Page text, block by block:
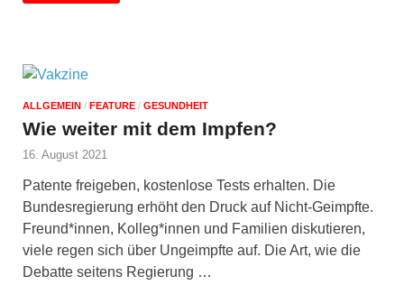
ALLGEMEIN / FEATURE / GESUNDHEIT
Wie weiter mit dem Impfen?
16. August 2021
Patente freigeben, kostenlose Tests erhalten. Die
Bundesregierung erhöht den Druck auf Nicht-Geimpfte.
Freund*innen, Kolleg*innen und Familien diskutieren,
viele regen sich über Ungeimpfte auf. Die Art, wie die
Debatte seitens Regierung …